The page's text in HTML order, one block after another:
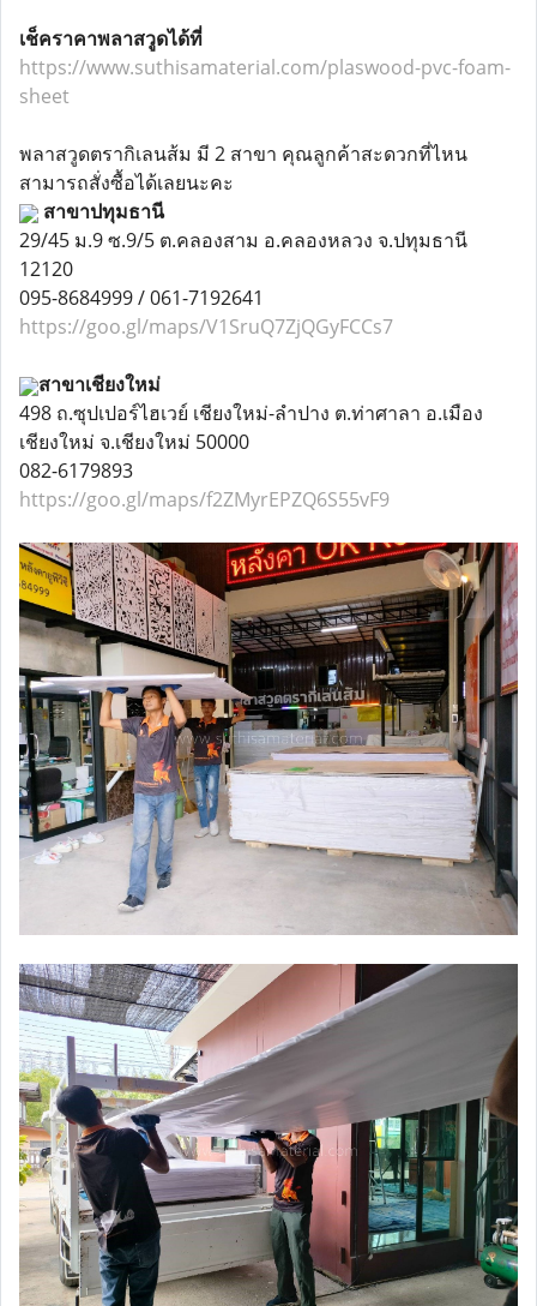
เช็คราคาพลาสวูดได้ที่
https://www.suthisamaterial.com/plaswood-pvc-foam-
sheet
พลาสวูดตรากิเลนส้ม มี 2 สาขา คุณลูกค้าสะดวกที่ไหน
สามารถสั่งซื้อได้เลยนะคะ
สาขาปทุมธานี
29/45 ม.9 ซ.9/5 ต.คลองสาม อ.คลองหลวง จ.ปทุมธานี
12120
095-8684999 / 061-7192641
https://goo.gl/maps/V1SruQ7ZjQGyFCCs7
สาขาเชียงใหม่
498 ถ.ซุปเปอร์ไฮเวย์ เชียงใหม่-ลำปาง ต.ท่าศาลา อ.เมือง
เชียงใหม่ จ.เชียงใหม่ 50000
082-6179893
https://goo.gl/maps/f2ZMyrEPZQ6S55vF9